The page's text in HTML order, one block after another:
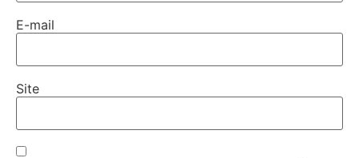
E-mail
Site